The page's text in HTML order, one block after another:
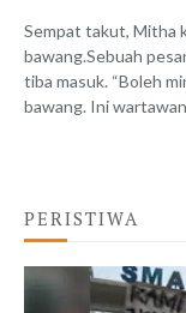
Sempat takut, Mitha
bawang.Sebuah
tiba masuk. “Boleh
bawang. Ini
PERISTIWA